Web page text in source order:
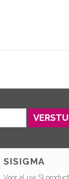
SISIGMA